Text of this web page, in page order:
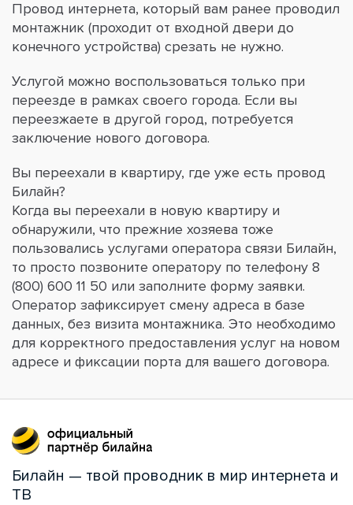
Провод интернета, который вам ранее проводил
монтажник (проходит от входной двери до
конечного устройства) срезать не нужно.
Услугой можно воспользоваться только при
переезде в рамках своего города. Если вы
переезжаете в другой город, потребуется
заключение нового договора.
Вы переехали в квартиру, где уже есть провод
Билайн?
Когда вы переехали в новую квартиру и
обнаружили, что прежние хозяева тоже
пользовались услугами оператора связи Билайн,
то просто позвоните оператору по телефону 8
(800) 600 11 50 или заполните форму заявки.
Оператор зафиксирует смену адреса в базе
данных, без визита монтажника. Это необходимо
для корректного предоставления услуг на новом
адресе и фиксации порта для вашего договора.
Билайн — твой проводник в мир интернета и
ТВ